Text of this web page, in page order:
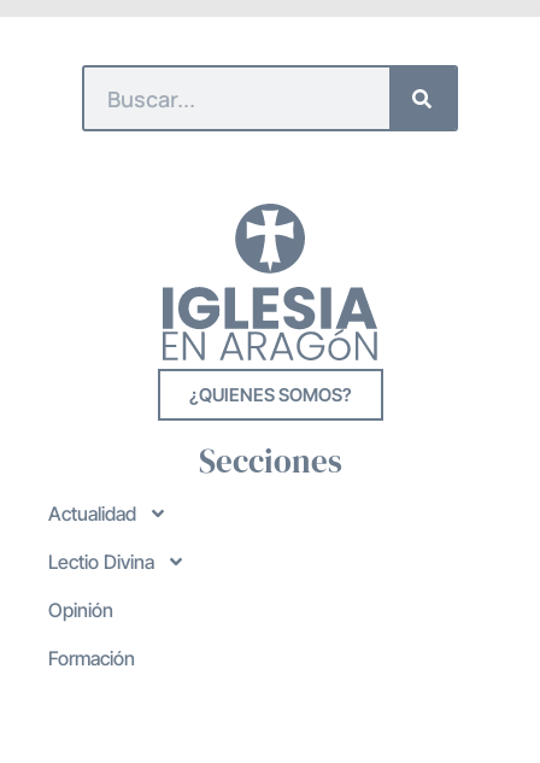
¿QUIENES SOMOS?
Secciones
Actualidad
Lectio Divina
Opinión
Formación